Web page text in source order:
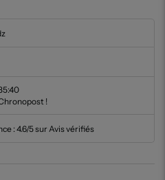
!
:4.6/5 sur Avis vérifiés